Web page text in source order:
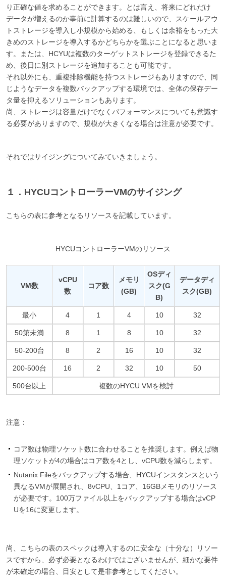
り正確な値を求めることができます。とは言え、将来にどれだけ
データが増えるのか事前に計算するのは難しいので、スケールアウ
トストレージを導入し小規模から始める、もしくは余裕をもった大
きめのストレージを導入するかどちらかを選ぶことになると思いま
す。または、HCYUは複数のターゲットストレージを登録できるた
め、後日に別ストレージを追加することも可能です。
それ以外にも、重複排除機能を持つストレージもありますので、同
じようなデータを複数バックアップする環境では、全体の保存デー
タ量を抑えるソリューションもあります。
尚、ストレージは容量だけでなくパフォーマンスについても意識す
る必要がありますので、規模が大きくなる場合は注意が必要です。
それではサイジングについてみていきましょう。
１．HYCUコントローラーVMのサイジング
こちらの表に参考となるリソースを記載しています。
HYCUコントローラーVMのリソース
VM数
vCPU
数
コア数
メモリ
(GB)
OSディ
スク(G
B)
データディ
スク(GB)
最小 4 1 4 10 32
50第未満 8 1 8 10 32
50-200台 8 2 16 10 32
200-500台 16 2 32 10 50
500台以上 複数のHYCU VMを検討
注意：
コア数は物理ソケット数に合わせることを推奨します。例えば物
理ソケットが4の場合はコア数を4とし、vCPU数を減らします。
Nutanix Fileをバックアップする場合、HYCUインスタンスという
異なるVMが展開され、8vCPU、1コア、16GBメモリのリソース
が必要です。100万ファイル以上をバックアップする場合はvCP
Uを16に変更します。
尚、こちらの表のスペックは導入するのに安全な（十分な）リソー
スですから、必ず必要となるわけではございませんが、細かな要件
が未確定の場合、目安として是非参考としてください。